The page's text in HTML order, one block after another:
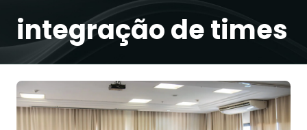
integração de times